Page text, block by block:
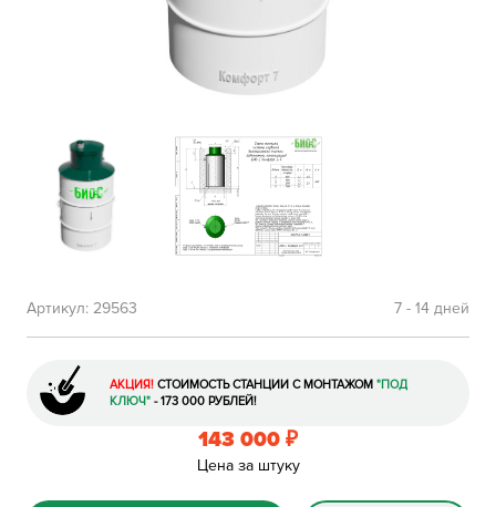
7 - 14 дней
Артикул: 29563
АКЦИЯ! СТОИМОСТЬ СТАНЦИИ С МОНТАЖОМ"ПОД
КЛЮЧ" - 173 000 РУБЛЕЙ!
143 000 ₽
Цена за штуку